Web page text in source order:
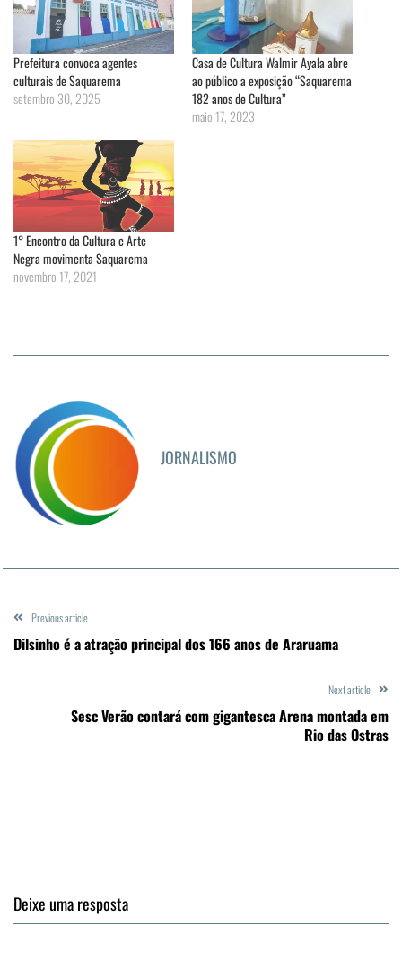
Prefeitura convoca agentes
culturais de Saquarema
setembro 30, 2025
Casa de Cultura Walmir Ayala abre
ao público a exposição “Saquarema
182 anos de Cultura”
maio 17, 2023
1° Encontro da Cultura e Arte
Negra movimenta Saquarema
novembro 17, 2021
JORNALISMO
Previous article
Dilsinho é a atração principal dos 166 anos de Araruama
Next article
Sesc Verão contará com gigantesca Arena montada em
Rio das Ostras
Deixe uma resposta